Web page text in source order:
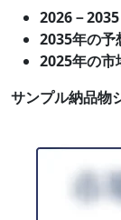
2026－
2035年の予
2025年の市
サンプル納品物